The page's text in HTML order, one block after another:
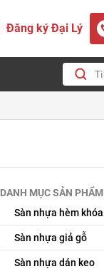
Đăng ký Đại Lý
DANH MỤC SẢN PHẨM
Sàn nhựa hèm khóa
Sàn nhựa giả gỗ
Sàn nhựa dán keo